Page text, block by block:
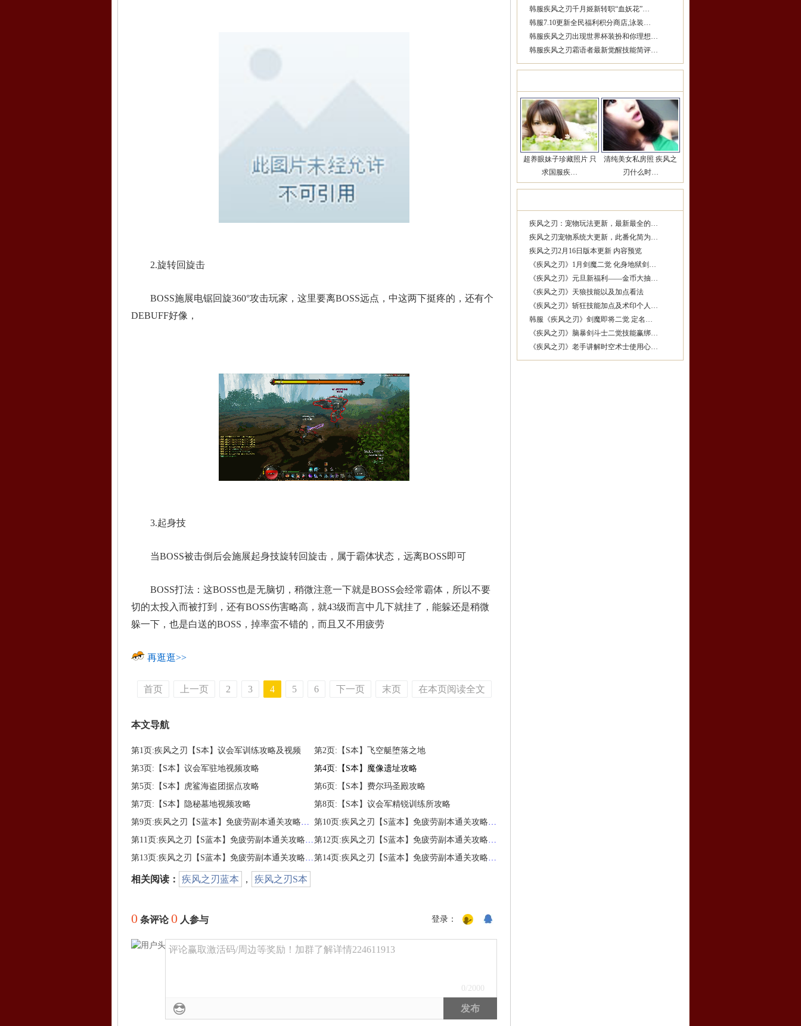
2.旋转回旋击
BOSS施展电锯回旋360°攻击玩家，这里要离BOSS远点，中这两下挺疼的，还有个
DEBUFF好像，
3.起身技
当BOSS被击倒后会施展起身技旋转回旋击，属于霸体状态，远离BOSS即可
BOSS打法：这BOSS也是无脑切，稍微注意一下就是BOSS会经常霸体，所以不要
切的太投入而被打到，还有BOSS伤害略高，就43级而言中几下就挂了，能躲还是稍微
躲一下，也是白送的BOSS，掉率蛮不错的，而且又不用疲劳
再逛逛>>
首页 上一页 2 3 4 5 6 下一页 末页 在本页阅读全文
本文导航
第1页:疾风之刃【S本】议会军训练攻略及视频
第3页:【S本】议会军驻地视频攻略
第5页:【S本】虎鲨海盗团据点攻略
第7页:【S本】隐秘墓地视频攻略
第9页:疾风之刃【S蓝本】免疲劳副本通关攻略合辑
第11页:疾风之刃【S蓝本】免疲劳副本通关攻略合辑
第13页:疾风之刃【S蓝本】免疲劳副本通关攻略合辑
第2页:【S本】飞空艇堕落之地
第4页:【S本】魔像遗址攻略
第6页:【S本】费尔玛圣殿攻略
第8页:【S本】议会军精锐训练所攻略
第10页:疾风之刃【S蓝本】免疲劳副本通关攻略合辑
第12页:疾风之刃【S蓝本】免疲劳副本通关攻略合辑
第14页:疾风之刃【S蓝本】免疲劳副本通关攻略合辑
相关阅读： 疾风之刃蓝本 ， 疾风之刃S本
0 条评论0 人参与 登录：
评论赢取激活码/周边等奖励！加群了解详情224611913
0 /2000
发布
韩服疾风之刃千月姬新转职“血妖花”…
韩服7.10更新全民福利积分商店,泳装…
韩服疾风之刃出现世界杯装扮和你理想…
韩服疾风之刃霜语者最新觉醒技能简评…
超养眼妹子珍藏照片 只
求国服疾…
清纯美女私房照 疾风之
刃什么时…
疾风之刃：宠物玩法更新，最新最全的…
疾风之刃宠物系统大更新，此番化简为…
疾风之刃2月16日版本更新 内容预览
《疾风之刃》1月剑魔二觉 化身地狱剑…
《疾风之刃》元旦新福利——金币大抽…
《疾风之刃》天狼技能以及加点看法
《疾风之刃》斩狂技能加点及术印个人…
韩服《疾风之刃》剑魔即将二觉 定名…
《疾风之刃》脑暴剑斗士二觉技能赢绑…
《疾风之刃》老手讲解时空术士使用心…